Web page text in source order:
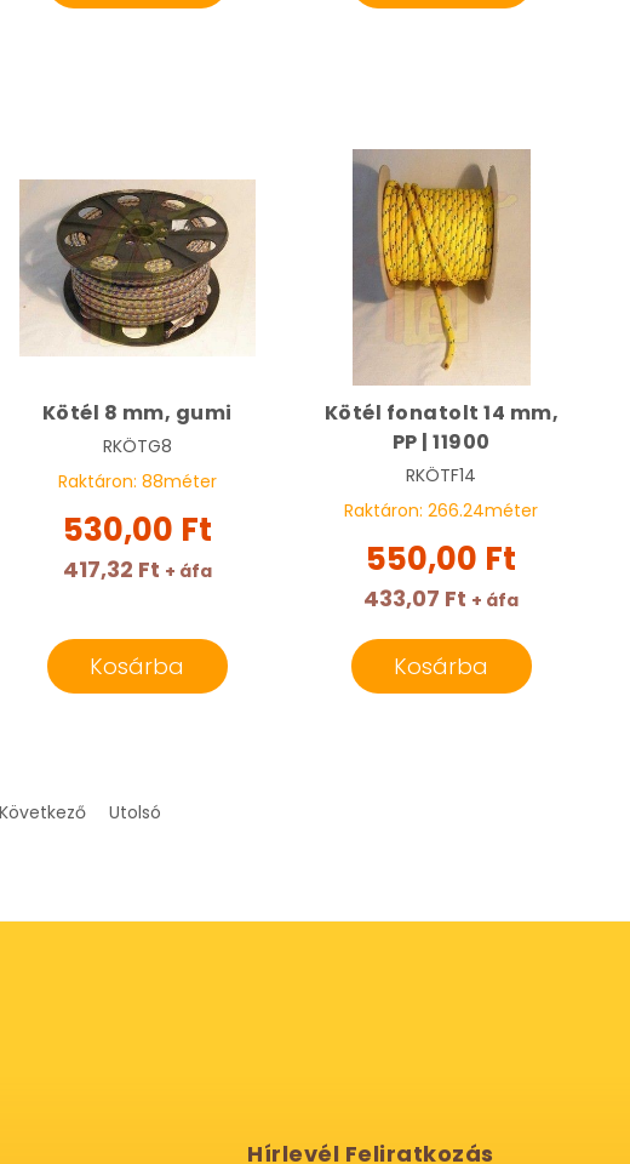
Kötél 8 mm, gumi
RKÖTG8
Raktáron: 88méter
530,00 Ft
417,32 Ft + áfa
Kosárba
Kötél fonatolt 14 mm,
PP | 11900
RKÖTF14
Raktáron:266.24méter
550,00 Ft
433,07 Ft + áfa
Kosárba
Következő Utolsó
Hírlevél Feliratkozás